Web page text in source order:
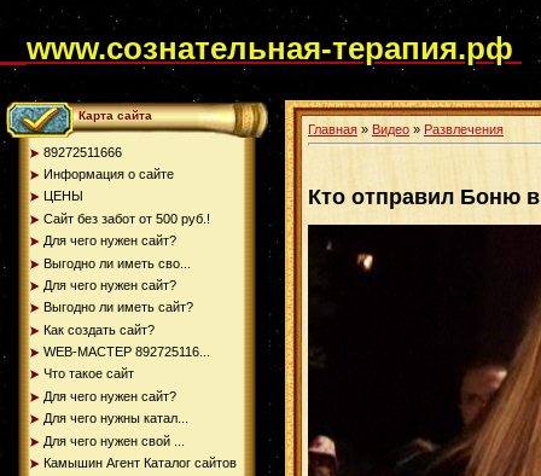
www.сознательная-терапия.рф
Карта сайта
89272511666
Информация о сайте
ЦЕНЫ
Сайт без забот от 500 руб.!
Для чего нужен сайт?
Выгодно ли иметь сво...
Для чего нужен сайт?
Выгодно ли иметь сайт?
Как создать сайт?
WEB-МАСТЕР 892725116...
Что такое сайт
Для чего нужен сайт?
Для чего нужны катал...
Для чего нужен свой ...
Камышин Агент Каталог сайтов
Главная » Видео » Развлечения
Кто отправил Боню